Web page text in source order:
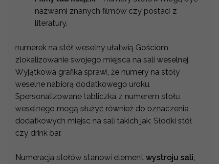
nazwami znanych filmów czy postaci z
literatury.
numerek na stół weselny ułatwią Gościom
zlokalizowanie swojego miejsca na sali weselnej.
Wyjątkowa grafika sprawi, że numery na stoły
weselne nabiorą dodatkowego uroku.
Spersonalizowane tabliczka z numerem stołu
weselnego mogą służyć również do oznaczenia
dodatkowych miejsc na sali takich jak: Słodki stół
czy drink bar.
Numeracja stołów stanowi element wystroju sali